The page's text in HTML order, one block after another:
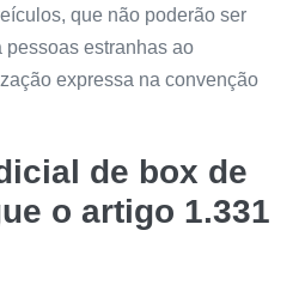
que não poderão ser
estranhas ao
expressa na convenção
de box de
o artigo 1.331